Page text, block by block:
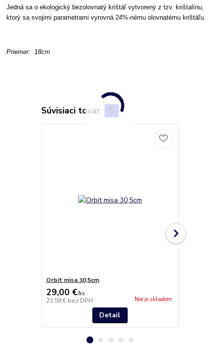
Jedná sa o ekologický bezolovnatý krištáľ vytvorený z tzv. krištalínu,
ktorý sa svojimi parametrami vyrovná 24%-nému olovnatému krištáľu.
Priemer: 18cm
Súvisiaci tovar 5
Orbit misa 30,5cm
29,00 €/ks
23,58 € bez DPH Nie je skladom
Detail